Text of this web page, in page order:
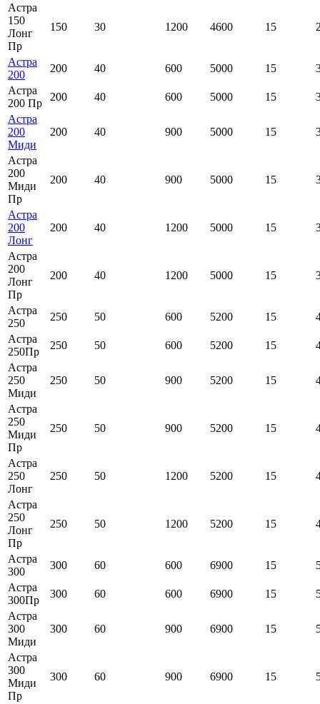
Астра
150
Лонг
Пр
150 30 1200 4600 15
Астра
200
200 40 600 5000 15
Астра
200 Пр
200 40 600 5000 15
Астра
200
Миди
200 40 900 5000 15
Астра
200
Миди
Пр
200 40 900 5000 15
Астра
200
Лонг
200 40 1200 5000 15
Астра
200
Лонг
Пр
200 40 1200 5000 15
Астра
250
250 50 600 5200 15
Астра
250Пр
250 50 600 5200 15
Астра
250
Миди
250 50 900 5200 15
Астра
250
Миди
Пр
250 50 900 5200 15
Астра
250
Лонг
250 50 1200 5200 15
Астра
250
Лонг
Пр
250 50 1200 5200 15
Астра
300
300 60 600 6900 15
Астра
300Пр
300 60 600 6900 15
Астра
300
Миди
300 60 900 6900 15
Астра
300
Миди
Пр
300 60 900 6900 15